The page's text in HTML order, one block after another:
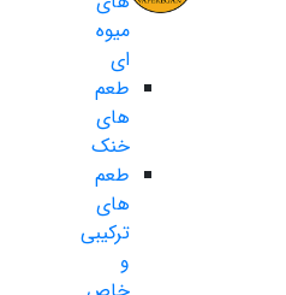
میوه
ای
طعم
های
خنک
طعم
های
ترکیبی
و